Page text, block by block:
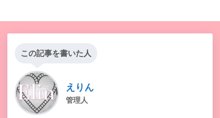
この記事を書いた人
えりん
管理人